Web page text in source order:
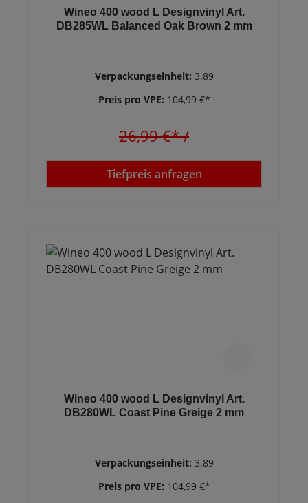
Wineo 400 wood L Designvinyl Art.
DB285WL Balanced Oak Brown 2 mm
Verpackungseinheit: 3.89
Preis pro VPE: 104,99 €*
26,99 €*/
Tiefpreis anfragen
Wineo 400 wood L Designvinyl Art.
DB280WL Coast Pine Greige 2 mm
Verpackungseinheit: 3.89
Preis pro VPE: 104,99 €*